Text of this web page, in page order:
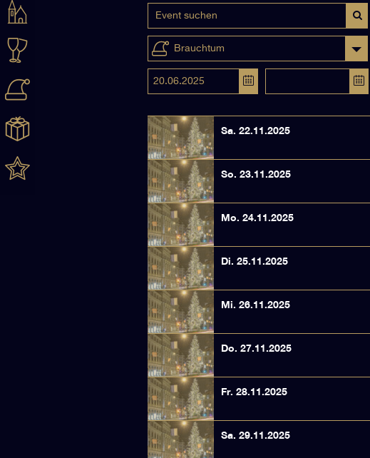
Brauchtum
Sa. 22.11.2025
So. 23.11.2025
Mo. 24.11.2025
Di. 25.11.2025
Mi. 26.11.2025
Do. 27.11.2025
Fr. 28.11.2025
Sa. 29.11.2025